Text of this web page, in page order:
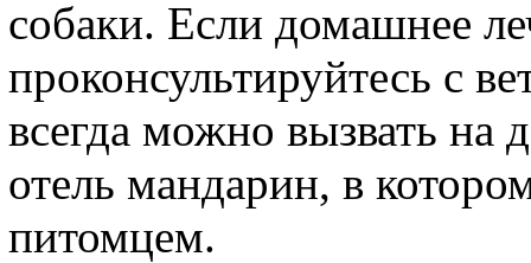
собаки. Если домашнее
проконсультируйтесь с
всегда можно вызвать
отель мандарин, в
питомцем.